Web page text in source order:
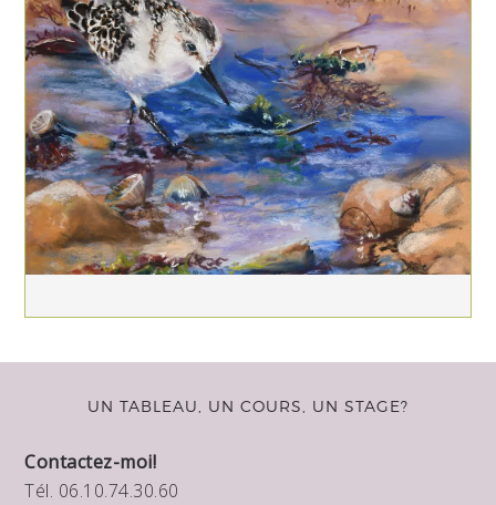
UN TABLEAU, UN COURS, UN STAGE?
Contactez-moi!
Tél. 06.10.74.30.60